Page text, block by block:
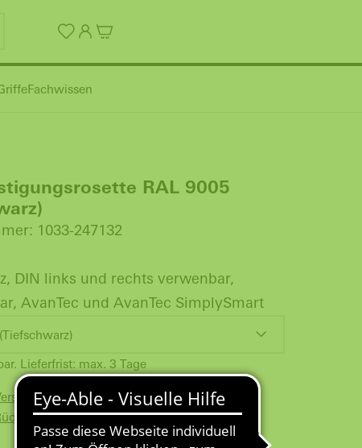
Fachwissen
RAL 9005
1033-247132
DIN links und rechts verwenbar,
AvanTec und AvanTec SimplySmart
Lieferfrist: max. 3 Tage
ab 100 € für Gewerbekunden